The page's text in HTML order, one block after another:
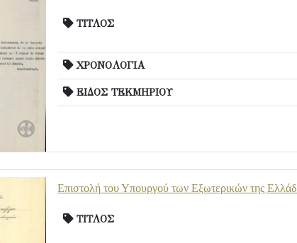
ΤΙΤΛΟΣ
ΧΡΟΝΟΛΟΓΙΑ
ΕΙΔΟΣ ΤΕΚΜΗΡΙΟΥ
Επιστολή του Υπουργού των Εξωτερικών της
ΤΙΤΛΟΣ